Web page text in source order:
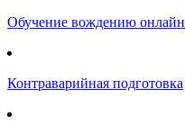
Обучение вождению онлайн
Контраварийная подготовка